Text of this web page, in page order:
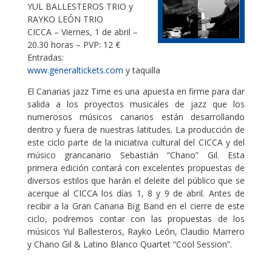
YUL BALLESTEROS TRIO y
RAYKO LEÓN TRIO
CICCA – Viernes, 1 de abril –
20.30 horas – PVP: 12 €
Entradas:
www.generaltickets.com y taquilla
El Canarias jazz Time es una apuesta en firme para dar
salida a los proyectos musicales de jazz que los
numerosos músicos canarios están desarrollando
dentro y fuera de nuestras latitudes. La producción de
este ciclo parte de la iniciativa cultural del CICCA y del
músico grancanario Sebastián “Chano” Gil. Esta
primera edición contará con excelentes propuestas de
diversos estilos que harán el deleite del público que se
acerque al CICCA los días 1, 8 y 9 de abril. Antes de
recibir a la Gran Canaria Big Band en el cierre de este
ciclo, podremos contar con las propuestas de los
músicos Yul Ballesteros, Rayko León, Claudio Marrero
y Chano Gil & Latino Blanco Quartet “Cool Session”.